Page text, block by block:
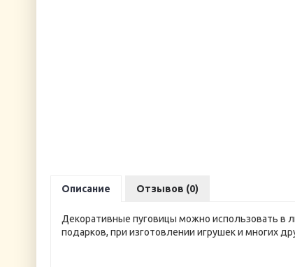
Описание Отзывов (0)
Декоративные пуговицы можно использовать в
подарков, при изготовлении игрушек и многих